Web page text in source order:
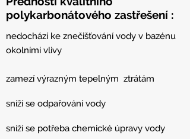
polykarbonátového zastřešení :
nedochází ke znečišťování vody v bazénu
okolními vlivy
zamezí výrazným tepelným ztrátám
sníží se odpařování vody
sníží se potřeba chemické úpravy vody